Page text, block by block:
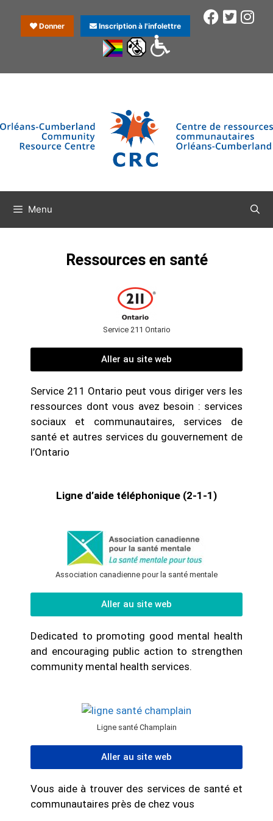
Donner Inscription à l'infolettre
Menu
Ressources en santé
Service 211 Ontario
Aller au site web
Service 211 Ontario peut vous diriger vers les
ressources dont vous avez besoin : services
sociaux et communautaires, services de
santé et autres services du gouvernement de
l’Ontario
Ligne d’aide téléphonique (2-1-1)
Association canadienne pour la santé mentale
Aller au site web
Dedicated to promoting good mental health
and encouraging public action to strengthen
community mental health services.
Ligne santé Champlain
Aller au site web
Vous aide à trouver des services de santé et
communautaires près de chez vous